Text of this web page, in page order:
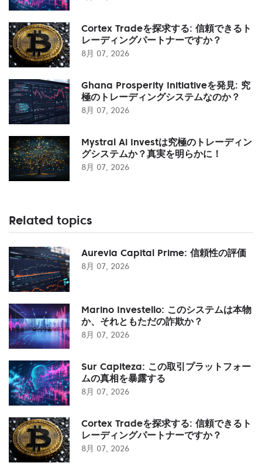
Cortex Tradeを探求する: 信頼できるト
レーディングパートナーですか？
8月 07, 2026
Ghana Prosperity Initiativeを発見: 究
極のトレーディングシステムなのか？
8月 07, 2026
Mystral Ai Investは究極のトレーディン
グシステムか？真実を明らかに！
8月 07, 2026
Related topics
Aurevia Capital Prime: 信頼性の評価
8月 07, 2026
Marino Investello: このシステムは本物
か、それともただの詐欺か？
8月 07, 2026
Sur Capiteza: この取引プラットフォー
ムの真相を暴露する
8月 07, 2026
Cortex Tradeを探求する: 信頼できるト
レーディングパートナーですか？
8月 07, 2026